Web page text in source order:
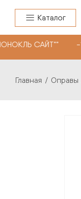
Каталог
САЙТ""
Главная / Оправы